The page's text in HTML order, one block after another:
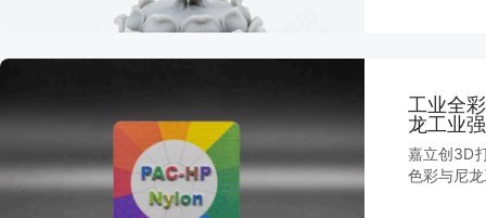
工业全
龙工业
嘉立创3D
色彩与尼